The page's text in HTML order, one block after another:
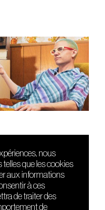
FRIENDS
Nuits sonores
HEAT
Hôtel71
nous
que les cookies
aux informations
à ces
de traiter des
de